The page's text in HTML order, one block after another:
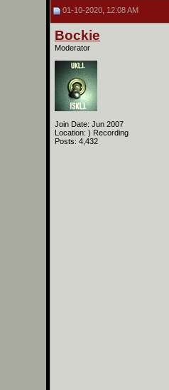
01-10-2020, 12:08 AM
Bockie
Moderator
Join Date: Jun 2007
Location: ) Recording
Posts: 4,432